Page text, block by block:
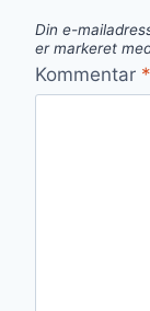
Din e-
er markeret
Kommentar *